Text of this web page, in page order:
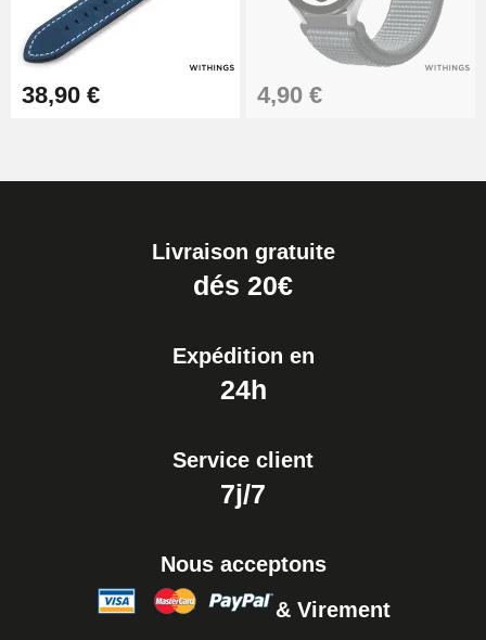
38,90 € 4,90 €
Livraison gratuite
dés 20€
Expédition en
24h
Service client
7j/7
Nous acceptons
& Virement